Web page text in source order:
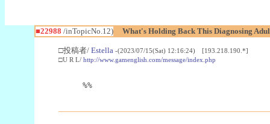
■22988 /inTopicNo.12) What's Holding Back This Diagnosing
□投稿者/ Estella -(2023/07/15(Sat) 12:16:24) [193.218.190.*]
□U R L/ http://www.gamenglish.com/message/index.php
%%